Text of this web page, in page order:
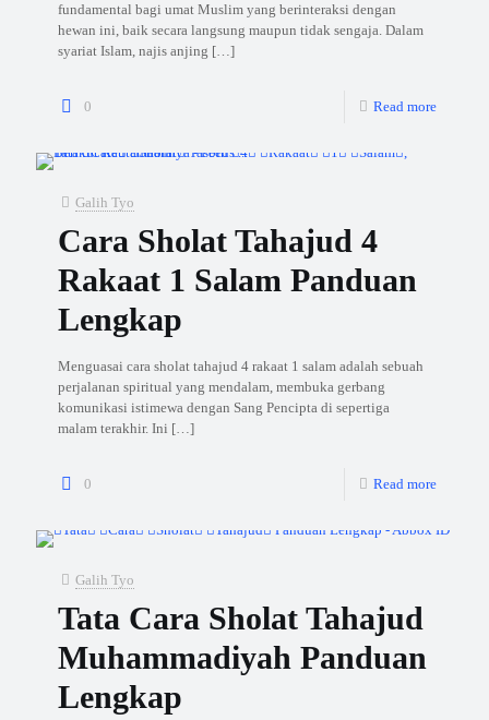
fundamental bagi umat Muslim yang berinteraksi dengan
hewan ini, baik secara langsung maupun tidak sengaja. Dalam
syariat Islam, najis anjing […]
0 Read more
Galih Tyo
Cara Sholat Tahajud 4
Rakaat 1 Salam Panduan
Lengkap
Menguasai cara sholat tahajud 4 rakaat 1 salam adalah sebuah
perjalanan spiritual yang mendalam, membuka gerbang
komunikasi istimewa dengan Sang Pencipta di sepertiga
malam terakhir. Ini […]
0 Read more
Galih Tyo
Tata Cara Sholat Tahajud
Muhammadiyah Panduan
Lengkap